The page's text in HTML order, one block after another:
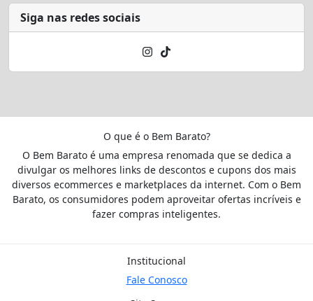
Siga nas redes sociais
O que é o Bem Barato?
O Bem Barato é uma empresa renomada que se dedica a
divulgar os melhores links de descontos e cupons dos mais
diversos ecommerces e marketplaces da internet. Com o Bem
Barato, os consumidores podem aproveitar ofertas incríveis e
fazer compras inteligentes.
Institucional
Fale Conosco